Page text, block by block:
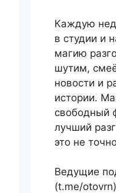
Каждую
в студии и
магию
шутим,
новости и
истории.
свободный
лучший
это не
Ведущие
(t.me/